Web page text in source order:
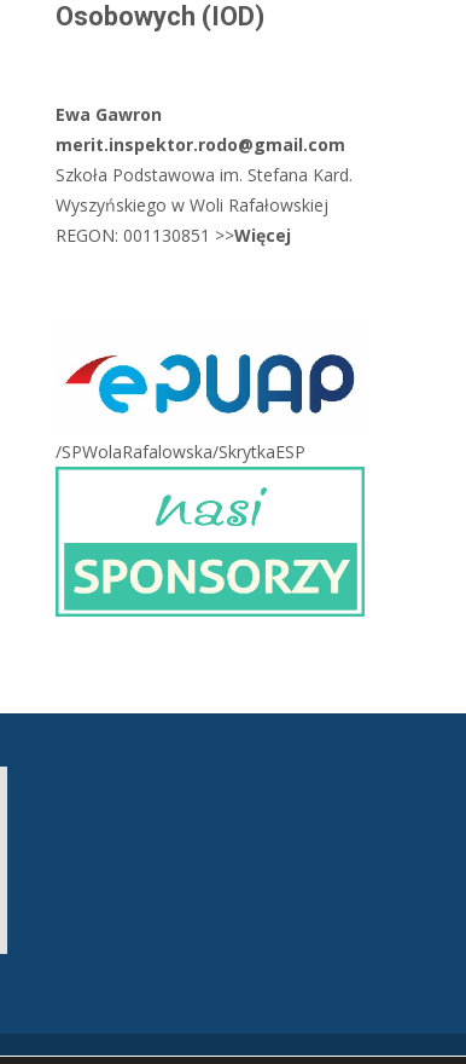
Osobowych (IOD)
Ewa Gawron
merit.inspektor.rodo@gmail.com
Szkoła Podstawowa im. Stefana Kard.
Wyszyńskiego w Woli Rafałowskiej
REGON: 001130851 >>Więcej
/SPWolaRafalowska/SkrytkaESP